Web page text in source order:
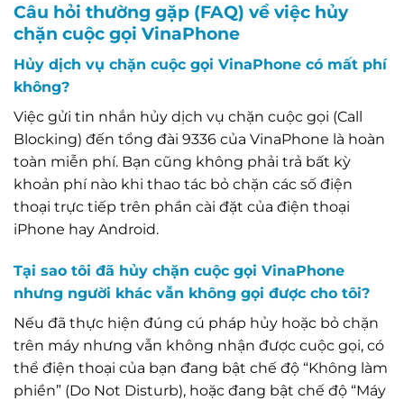
Câu hỏi thường gặp (FAQ) về việc hủy
chặn cuộc gọi VinaPhone
Hủy dịch vụ chặn cuộc gọi VinaPhone có mất phí
không?
Việc gửi tin nhắn hủy dịch vụ chặn cuộc gọi (Call
Blocking) đến tổng đài 9336 của VinaPhone là hoàn
toàn miễn phí. Bạn cũng không phải trả bất kỳ
khoản phí nào khi thao tác bỏ chặn các số điện
thoại trực tiếp trên phần cài đặt của điện thoại
iPhone hay Android.
Tại sao tôi đã hủy chặn cuộc gọi VinaPhone
nhưng người khác vẫn không gọi được cho tôi?
Nếu đã thực hiện đúng cú pháp hủy hoặc bỏ chặn
trên máy nhưng vẫn không nhận được cuộc gọi, có
thể điện thoại của bạn đang bật chế độ “Không làm
phiền” (Do Not Disturb), hoặc đang bật chế độ “Máy